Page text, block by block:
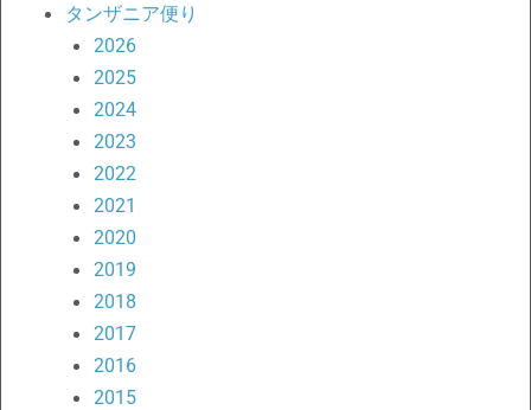
タンザニア便り
2026
2025
2024
2023
2022
2021
2020
2019
2018
2017
2016
2015